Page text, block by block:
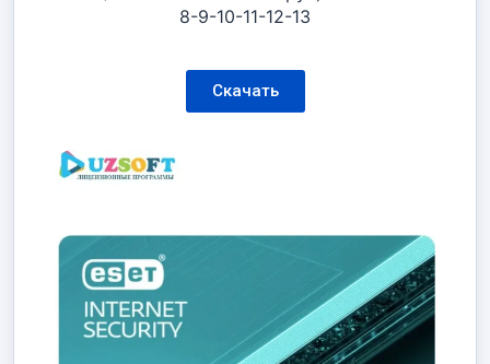
8-9-10-11-12-13
Скачать